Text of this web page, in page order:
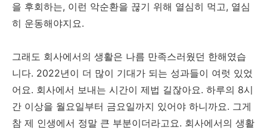
을 후회하는, 이런 악순환을 끊기 위해 열심히 먹고, 열심
히 운동해야지요.
그래도 회사에서의 생활은 나름 만족스러웠던 한해였습
니다. 2022년이 더 많이 기대가 되는 성과들이 여럿 있었
어요. 회사에서 보내는 시간이 제법 길잖아요. 하루의 8시
간 이상을 월요일부터 금요일까지 있어야 하니까요. 그게
참 제 인생에서 정말 큰 부분이더라고요. 회사에서의 생활